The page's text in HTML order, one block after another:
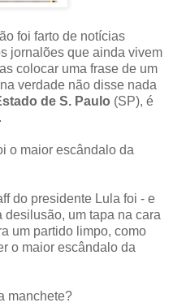
foi farto de notícias
jornalões que ainda vivem
colocar uma frase de um
verdade não disse nada
de S. Paulo (SP), é
o maior escândalo da
do presidente Lula foi - e
um tapa na cara
um partido limpo, como
o maior escândalo da
manchete?